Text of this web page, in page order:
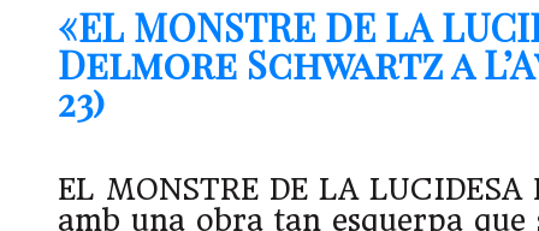
«EL MONSTRE DE LA
Delmore Schwartz a
23)
EL MONSTRE DE LA
amb una obra tan esquerpa